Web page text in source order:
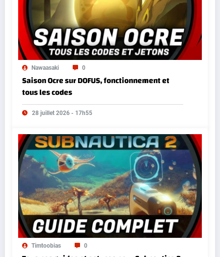
Nawaasaki 0
Saison Ocre sur DOFUS, fonctionnement et
tous les codes
28 juillet 2026 - 17h55
Timtoobias 0